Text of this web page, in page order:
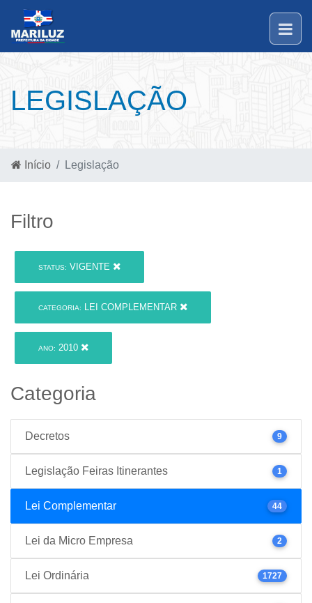
LEGISLAÇÃO
Início Legislação
Filtro
STATUS: VIGENTE
CATEGORIA: LEI COMPLEMENTAR
ANO: 2010
Categoria
Decretos 9
Legislação Feiras Itinerantes 1
Lei Complementar 44
Lei da Micro Empresa 2
Lei Ordinária 1727